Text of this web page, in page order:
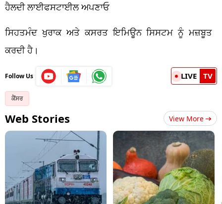
ਹੈਲਦੀ ਲਾਈਫਸਟਾਈਲ ਅਪਣਾਓ
ਸਿਹਤਮੰਦ ਖੁਰਾਕ ਅਤੇ ਕਸਰਤ ਇਮਿਊਨ ਸਿਸਟਮ ਨੂੰ ਮਜ਼ਬੂਤ ​​
ਕਰਦੀ ਹੈ।
Follow Us LIVE TV
ਕੈਂਸਰ
Web Stories View More